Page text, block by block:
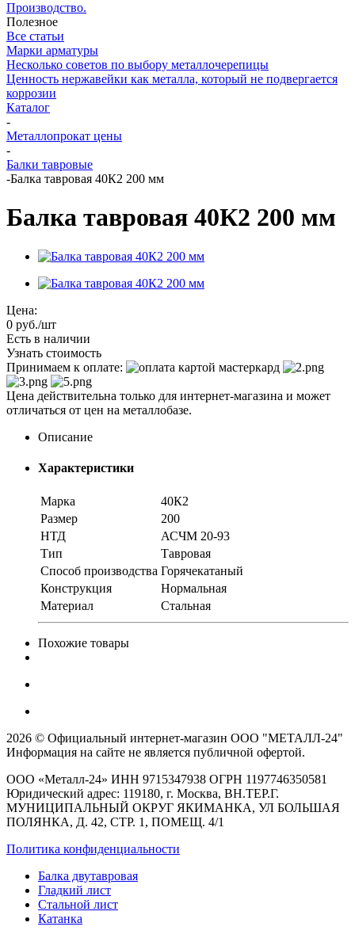
Производство.
Полезное
Все статьи
Марки арматуры
Несколько советов по выбору металлочерепицы
Ценность нержавейки как металла, который не подвергается
коррозии
Каталог
-
Металлопрокат цены
-
Балки тавровые
-Балка тавровая 40К2 200 мм
Балка тавровая 40К2 200 мм
Цена:
0 руб./шт
Есть в наличии
Узнать стоимость
Принимаем к оплате:
Цена действительна только для интернет-магазина и может
отличаться от цен на металлобазе.
Описание
Характеристики
Марка
40К2
Размер
200
НТД
АСЧМ 20-93
Тип
Тавровая
Способ производства Горячекатаный
Конструкция
Нормальная
Материал
Стальная
Похожие товары
2026 © Официальный интернет-магазин ООО "МЕТАЛЛ-24"
Информация на сайте не является публичной офертой.
ООО «Металл-24» ИНН 9715347938 ОГРН 1197746350581
Юридический адрес: 119180, г. Москва, ВН.ТЕР.Г.
МУНИЦИПАЛЬНЫЙ ОКРУГ ЯКИМАНКА, УЛ БОЛЬШАЯ
ПОЛЯНКА, Д. 42, СТР. 1, ПОМЕЩ. 4/1
Политика конфиденциальности
Балка двутавровая
Гладкий лист
Стальной лист
Катанка